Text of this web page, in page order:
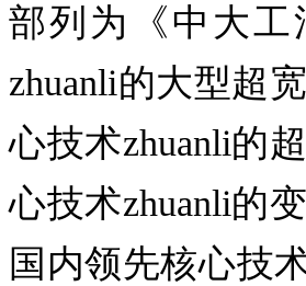
部列为《中大
zhuanli的大型超
心技术zhuanli的
心技术zhuanli的
国内领先核心技